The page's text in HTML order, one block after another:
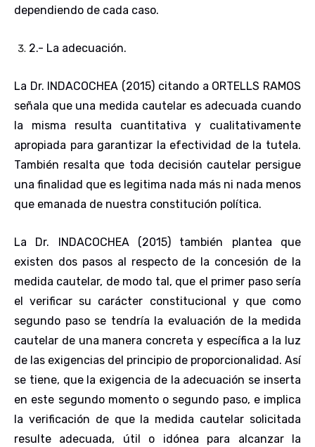
dependiendo de cada caso.
2.- La adecuación.
La Dr. INDACOCHEA (2015) citando a ORTELLS RAMOS
señala que una medida cautelar es adecuada cuando
la misma resulta cuantitativa y cualitativamente
apropiada para garantizar la efectividad de la tutela.
También resalta que toda decisión cautelar persigue
una finalidad que es legitima nada más ni nada menos
que emanada de nuestra constitución política.
La Dr. INDACOCHEA (2015) también plantea que
existen dos pasos al respecto de la concesión de la
medida cautelar, de modo tal, que el primer paso sería
el verificar su carácter constitucional y que como
segundo paso se tendría la evaluación de la medida
cautelar de una manera concreta y específica a la luz
de las exigencias del principio de proporcionalidad. Así
se tiene, que la exigencia de la adecuación se inserta
en este segundo momento o segundo paso, e implica
la verificación de que la medida cautelar solicitada
resulte adecuada, útil o idónea para alcanzar la